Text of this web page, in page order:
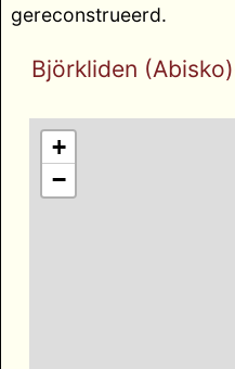
gereconstrueerd.
Björkliden
+
−